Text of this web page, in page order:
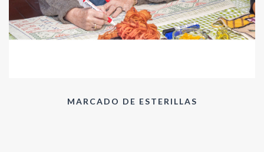
MARCADO DE ESTERILLAS